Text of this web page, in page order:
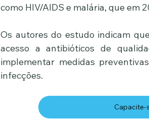
como HIV/AIDS e malária, que em
Os autores do estudo indicam
acesso a antibióticos de
implementar medidas
infecções.
Capacite-